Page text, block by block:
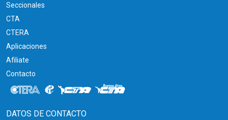
Seccionales
CTA
CTERA
Aplicaciones
Afiliate
Contacto
DATOS DE CONTACTO